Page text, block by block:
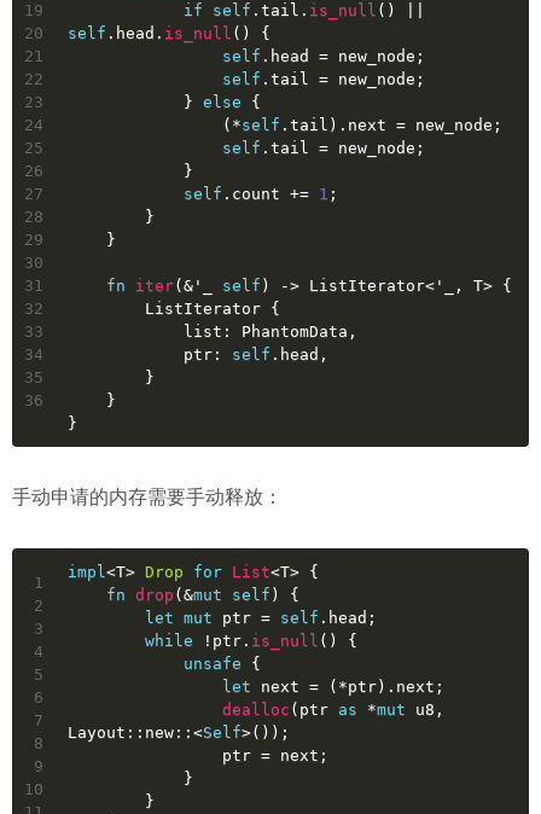
19
20
21
22
23
24
25
26
27
28
29
30
31
32
33
34
35
36
if
self .tail. is_null
self .head. is_null () {
self .head = new_node;
self .tail = new_node;
            }
else {
                (*
self .tail).next = new_node;
self .tail = new_node;
            }
self .count += 1 ;
        }
    }
fn iter(& '_ self ) -> ListIterator< '_
, T> {
        ListIterator {
            list: PhantomData,
            ptr:
self .head,
        }
    }
}
手动申请的内存需要手动释放：
1
2
3
4
5
6
7
8
9
10
impl<T> Drop for List<T> {
fn drop (&mut self ) {
let mut ptr = self .head;
while !ptr. is_null () {
unsafe {
let
next = (*ptr).next;
dealloc (ptr as *mut u8 ,
Layout::new::<Self>());
                ptr = next;
            }
        }